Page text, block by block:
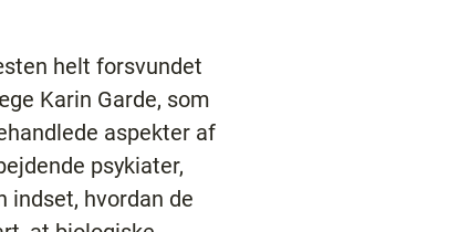
helt forsvundet
Karin Garde, som
aspekter af
psykiater,
indset, hvordan de